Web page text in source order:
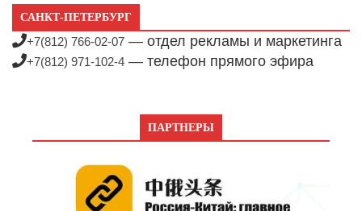
САНКТ-ПЕТЕРБУРГ
+7(812) 766-02-07 — отдел рекламы и маркетинга
+7(812) 971-102-4 — телефон прямого эфира
ПАРТНЕРЫ